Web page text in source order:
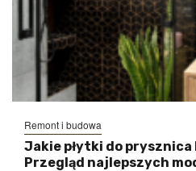
Remont i budowa
Jakie płytki do prysznica
Przegląd najlepszych